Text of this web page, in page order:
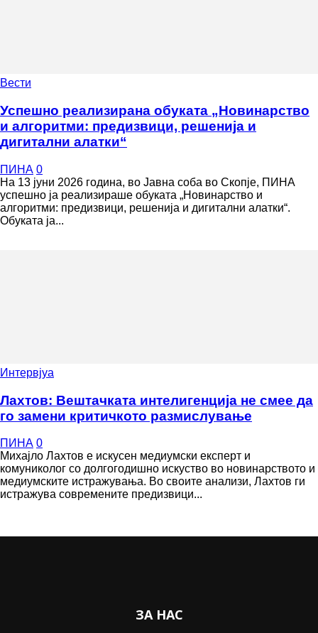
Вести
Успешно реализирана обуката „Новинарство
и алгоритми: предизвици, решенија и
дигитални алатки“
ПИНА 0
На 13 јуни 2026 година, во Јавна соба во Скопје, ПИНА
успешно ја реализираше обуката „Новинарство и
алгоритми: предизвици, решенија и дигитални алатки“.
Обуката ја...
Интервјуа
Лахтов: Вештачката интелигенција не смее да
го замени критичкото размислување
ПИНА 0
Михајло Лахтов е искусен медиумски експерт и
комуниколог со долгогодишно искуство во новинарството и
медиумските истражувања. Во своите анализи, Лахтов ги
истражува современите предизвици...
ЗА НАС